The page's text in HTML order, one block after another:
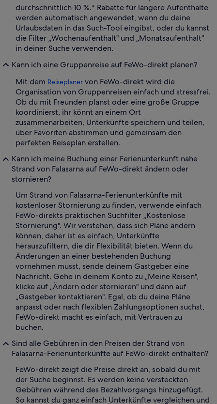
durchschnittlich 10 %.* Rabatte für längere Aufenthalte
werden automatisch angewendet, wenn du deine
Urlaubsdaten in das Such-Tool eingibst, oder du kannst
die Filter „Wochenaufenthalt" und „Monatsaufenthalt"
in deiner Suche verwenden.
Kann ich eine Gruppenreise auf FeWo-direkt planen?
Mit dem Reiseplaner von FeWo-direkt wird die
Organisation von Gruppenreisen einfach und stressfrei.
Ob du mit Freunden planst oder eine große Gruppe
koordinierst, ihr könnt an einem Ort
zusammenarbeiten, Unterkünfte speichern und teilen,
über Favoriten abstimmen und gemeinsam den
perfekten Reiseplan erstellen.
Kann ich meine Buchung einer Ferienunterkunft nahe
Strand von Falasarna auf FeWo-direkt ändern oder
stornieren?
Um Strand von Falasarna-Ferienunterkünfte mit
kostenloser Stornierung zu finden, verwende einfach
FeWo-direkts praktischen Suchfilter „Kostenlose
Stornierung". Wir verstehen, dass sich Pläne ändern
können, daher ist es einfach, Unterkünfte
herauszufiltern, die dir Flexibilität bieten. Wenn du
Änderungen an einer bestehenden Buchung
vornehmen musst, sende deinem Gastgeber eine
Nachricht. Gehe in deinem Konto zu „Meine Reisen",
klicke auf „Ändern oder stornieren" und dann auf
„Gastgeber kontaktieren". Egal, ob du deine Pläne
anpasst oder nach flexiblen Zahlungsoptionen suchst,
FeWo-direkt macht es einfach, mit Vertrauen zu
buchen.
Sind alle Gebühren in den Preisen der Strand von
Falasarna-Ferienunterkünfte auf FeWo-direkt enthalten?
FeWo-direkt zeigt die Preise direkt an, sobald du mit
der Suche beginnst. Es werden keine versteckten
Gebühren während des Bezahlvorgangs hinzugefügt.
So kannst du ganz einfach Unterkünfte vergleichen und